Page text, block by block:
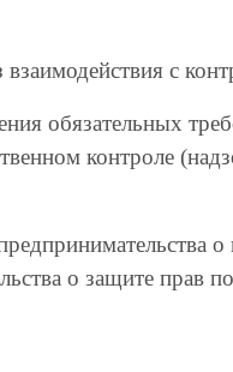
с
обязательных
контроле
о
о защите прав